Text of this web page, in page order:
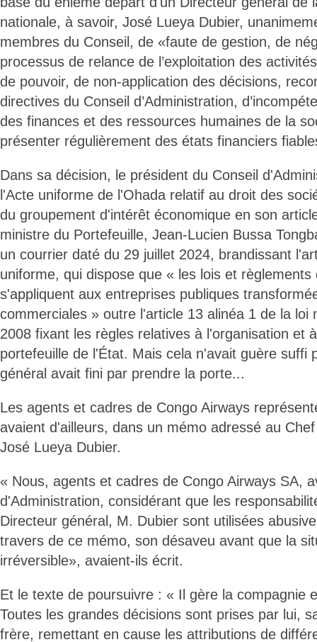
nationale, à savoir, José Lueya Dubier,
membres du Conseil, de «faute de gestion, de
processus de relance de l’exploitation des
de pouvoir, de non-application des décisions,
directives du Conseil d’Administration,
des finances et des ressources humaines de la
présenter régulièrement des états financiers
Dans sa décision, le président du Conseil
l'Acte uniforme de l'Ohada relatif au droit des
du groupement d'intérêt économique en son
ministre du Portefeuille, Jean-Lucien Bussa
un courrier daté du 29 juillet 2024, brandissant
uniforme, qui dispose que « les lois et
s'appliquent aux entreprises publiques
commerciales » outre l'article 13 alinéa 1 de la loi
2008 fixant les règles relatives à l'organisation et
portefeuille de l'État. Mais cela n'avait guère suffi
général avait fini par prendre la porte...
Les agents et cadres de Congo Airways
avaient d'ailleurs, dans un mémo adressé au
José Lueya Dubier.
« Nous, agents et cadres de Congo Airways SA,
d'Administration, considérant que les
Directeur général, M. Dubier sont utilisées
travers de ce mémo, son désaveu avant que la
irréversible», avaient-ils écrit.
Et le texte de poursuivre : « Il gère la compagnie
Toutes les grandes décisions sont prises par lui,
frère, remettant en cause les attributions de